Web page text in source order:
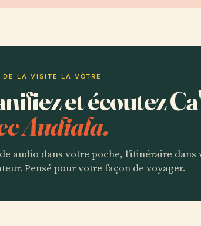
DE LA VISITE LA VÔTRE
et écoutez
Audiala.
audio dans votre poche, l'itinéraire dans
Pensé pour votre façon de voyager.